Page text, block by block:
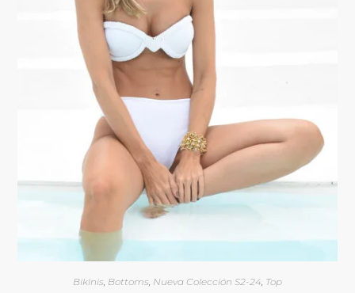
Bikinis, Bottoms, Nueva Colección S2-24, Top